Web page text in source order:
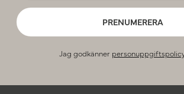
PRENUMERERA
Jag godkänner